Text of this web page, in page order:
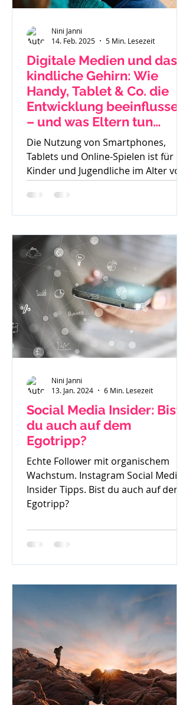
Digitale Medien und das
kindliche Gehirn: Wie
Handy, Tablet & Co. die
Entwicklung beeinflussen
– und was Eltern tun
können
Die Nutzung von Smartphones,
Tablets und Online-Spielen ist für
Kinder und Jugendliche im Alter von
8 bis 15 Jahren heute
allgegenwärtig....
Nini Janni
14. Feb. 2025
5 Min. Lesezeit
Social Media Insider: Bist
du auch auf dem
Egotripp?
Echte Follower mit organischem
Wachstum. Instagram Social Media
Insider Tipps. Bist du auch auf dem
Egotripp?
Nini Janni
13. Jan. 2024
6 Min. Lesezeit